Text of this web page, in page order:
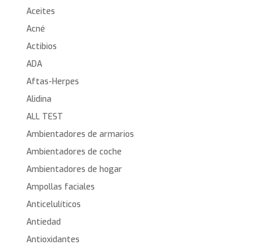
Aceites
Acné
Actibios
ADA
Aftas-Herpes
Alidina
ALL TEST
Ambientadores de armarios
Ambientadores de coche
Ambientadores de hogar
Ampollas faciales
Anticelulíticos
Antiedad
Antioxidantes